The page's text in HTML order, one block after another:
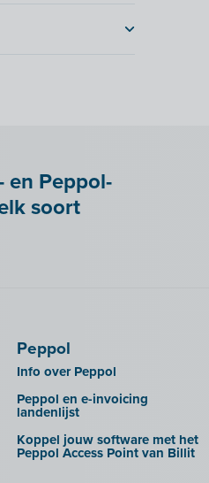
je webshop
by Stardekk
Peppol-
soort
Peppol
Info over Peppol
Peppol en e-invoicing
landenlijst
Koppel jouw software met het
Peppol Access Point van Billit